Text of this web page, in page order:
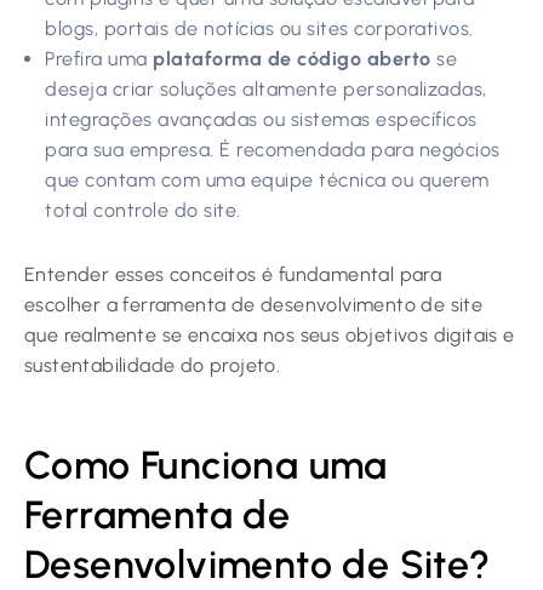
blogs, portais de notícias ou sites corporativos.
Prefira uma plataforma de código aberto se
deseja criar soluções altamente personalizadas,
integrações avançadas ou sistemas específicos
para sua empresa. É recomendada para negócios
que contam com uma equipe técnica ou querem
total controle do site.
Entender esses conceitos é fundamental para
escolher a ferramenta de desenvolvimento de site
que realmente se encaixa nos seus objetivos digitais e
sustentabilidade do projeto.
Como Funciona uma
Ferramenta de
Desenvolvimento de Site?